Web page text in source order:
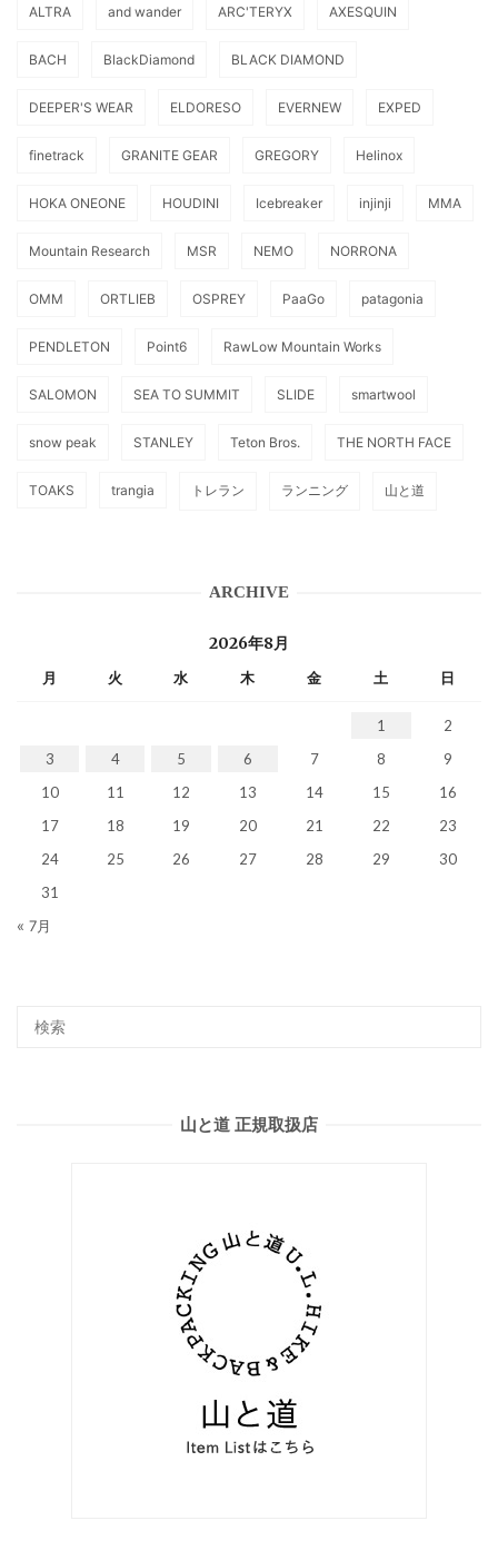
ALTRA and wander ARC'TERYX AXESQUIN
BACH BlackDiamond BLACK DIAMOND
DEEPER'S WEAR ELDORESO EVERNEW EXPED
finetrack GRANITE GEAR GREGORY Helinox
HOKA ONEONE HOUDINI Icebreaker injinji MMA
Mountain Research MSR NEMO NORRONA
OMM ORTLIEB OSPREY PaaGo patagonia
PENDLETON Point6 RawLow Mountain Works
SALOMON SEA TO SUMMIT SLIDE smartwool
snow peak STANLEY Teton Bros. THE NORTH FACE
TOAKS trangia トレラン ランニング 山と道
ARCHIVE
2026年8月
月 火 水 木 金 土 日
1
2
3
4 5 6 7 8
9
10
11 12 13 14 15
16
17
18 19 20 21 22
23
24
25 26 27 28 29
30
31
« 7月
山と道 正規取扱店